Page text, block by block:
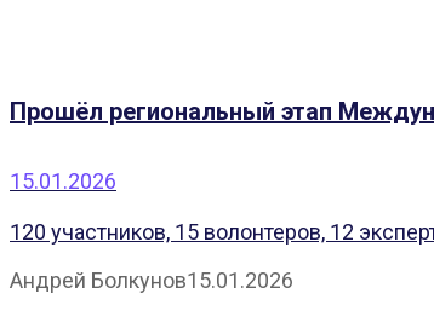
Прошёл региональный этап
15.01.2026
120 участников, 15 волонтеров, 12
Андрей Болкунов15.01.2026